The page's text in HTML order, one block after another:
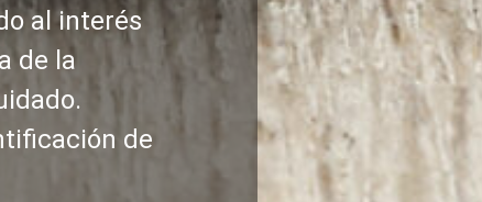
al interés
de la
de